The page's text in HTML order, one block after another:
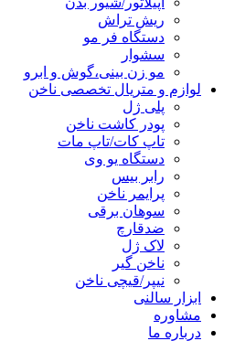
ریش تراش
دستگاه فر مو
سشوار
مو زن بینی،گوش و ابرو
لوازم و متریال تخصصی ناخن
پلی ژل
پودر کاشت ناخن
تاپ کات/تاپ مات
دستگاه یو وی
رابر بیس
پرایمر ناخن
سوهان برقی
ضدقارچ
لاک ژل
ناخن گیر
نیپر/قیچی ناخن
ابزار سالنی
مشاوره
درباره ما